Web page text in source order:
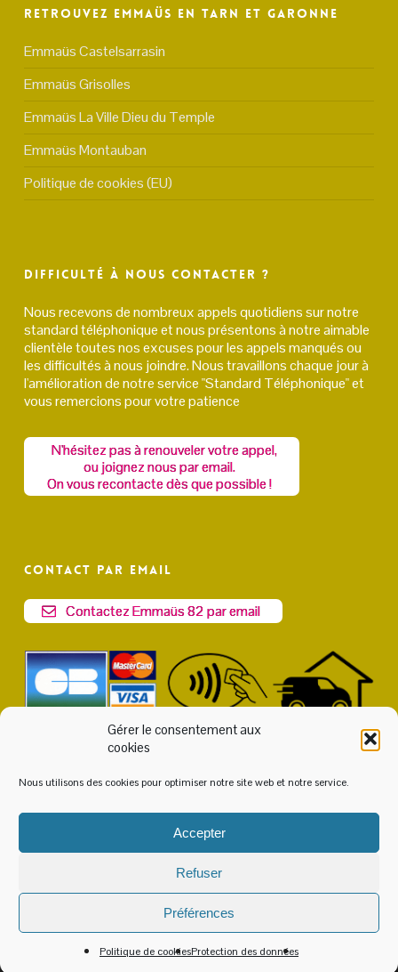
Gérer le consentement aux
cookies
Nous utilisons des cookies pour optimiser notre site web et notre service.
Accepter
Refuser
Préférences
Politique de cookiesProtection des données
Retrouvez Emmaüs en Tarn et Garonne
Emmaüs Castelsarrasin
Emmaüs Grisolles
Emmaüs La Ville Dieu du Temple
Emmaüs Montauban
Politique de cookies (EU)
Difficulté à nous contacter ?
Nous recevons de nombreux appels quotidiens sur notre
standard téléphonique et nous présentons à notre aimable
clientèle toutes nos excuses pour les appels manqués ou
les difficultés à nous joindre. Nous travaillons chaque jour à
l'amélioration de notre service "Standard Téléphonique" et
vous remercions pour votre patience
N'hésitez pas à renouveler votre appel,
ou joignez nous par email.
On vous recontacte dès que possible !
Contact par email
Contactez Emmaüs 82 par email
© 2026 Emmaüs 82. Accès Intranet
Protection des données
instagram